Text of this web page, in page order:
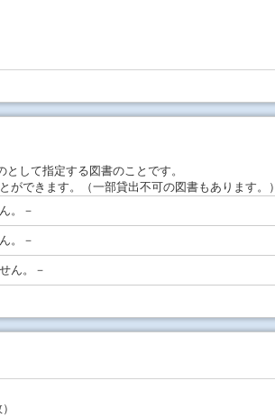
して指定する図書のことです。
できます。（一部貸出不可の図書もあります。）
。－
。－
ん。－